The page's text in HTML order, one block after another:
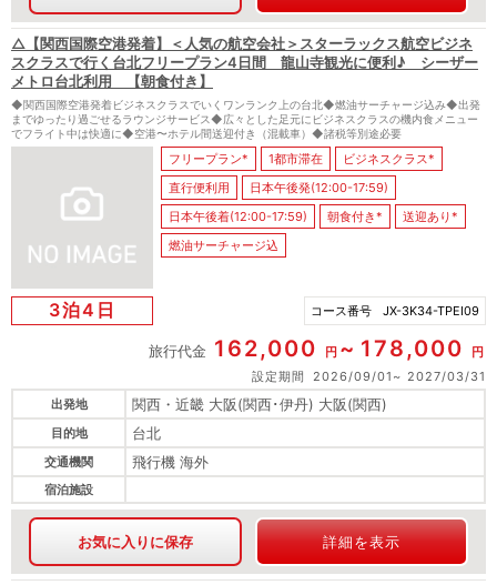
△【関西国際空港発着】＜人気の航空会社＞スターラックス航空ビジネ
スクラスで行く台北フリープラン4日間 龍山寺観光に便利♪ シーザー
メトロ台北利用 【朝食付き】
◆関西国際空港発着ビジネスクラスでいくワンランク上の台北◆燃油サーチャージ込み◆出発
までゆったり過ごせるラウンジサービス◆広々とした足元にビジネスクラスの機内食メニュー
でフライト中は快適に◆空港〜ホテル間送迎付き（混載車）◆諸税等別途必要
フリープラン* 1都市滞在
ビジネスクラス*
直行便利用
日本午後発(12:00-17:59)
日本午後着(12:00-17:59)
朝食付き*
送迎あり*
燃油サーチャージ込
3泊4日 コース番号 JX-3K34-TPEI09
旅行代金 162,000 円 178,000
円
設定期間
2026/09/01
2027/03/31
出発地
関西・近畿 大阪(関西･伊丹) 大阪(関西)
目的地 台北
交通機関 飛行機 海外
宿泊施設
お気に入りに保存 詳細を表示